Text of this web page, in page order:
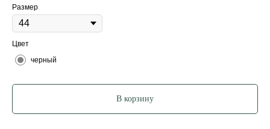
Размер
Цвет
черный
В корзину